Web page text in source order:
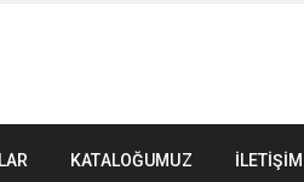
KATALOĞUMUZ İLETIŞIM